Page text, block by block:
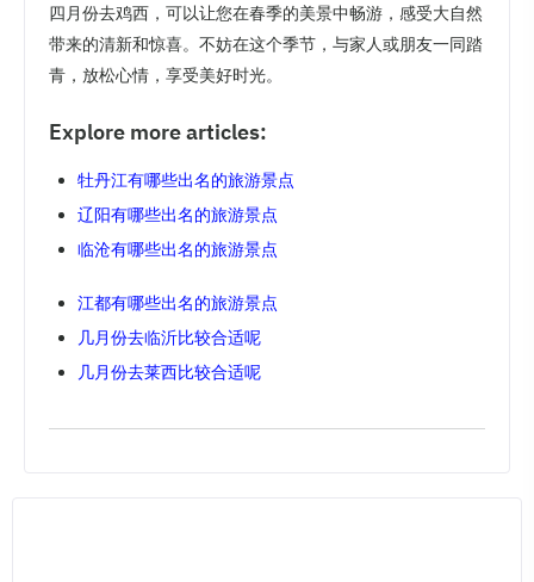
四月份去鸡西，可以让您在春季的美景中畅游，感受大自然
带来的清新和惊喜。不妨在这个季节，与家人或朋友一同踏
青，放松心情，享受美好时光。
Explore more articles:
牡丹江有哪些出名的旅游景点
辽阳有哪些出名的旅游景点
临沧有哪些出名的旅游景点
江都有哪些出名的旅游景点
几月份去临沂比较合适呢
几月份去莱西比较合适呢